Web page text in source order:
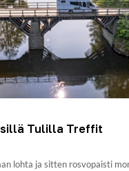
Tulilla Treffit
lohta ja sitten rosvopaisti